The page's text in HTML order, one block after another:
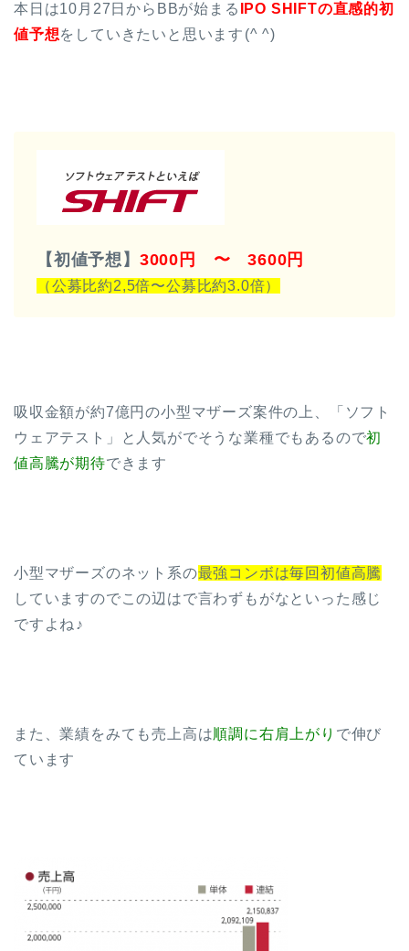
本日は10月27日からBBが始まる IPO SHIFTの直感的初
値予想をしていきたいと思います(^ ^)
【初値予想】 3000円 〜 3600円
（公募比約2,5倍〜公募比約3.0倍）
吸収金額が約7億円の小型マザーズ案件の上、「ソフト
ウェアテスト」と人気がでそうな業種でもあるので初
値高騰が期待できます
小型マザーズのネット系の最強コンボは毎回初値高騰
していますのでこの辺はで言わずもがなといった感じ
ですよね♪
また、業績をみても売上高は順調に右肩上がり で伸び
ています